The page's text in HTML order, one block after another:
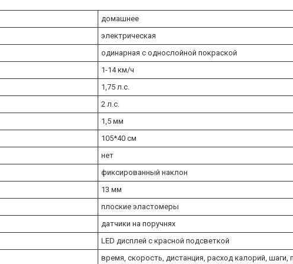
домашнее
электрическая
одинарная с однослойной покраской
1-14 км/ч
1,75 л.с.
2 л.с.
1,5 мм
105*40 см
нет
фиксированный наклон
13 мм
плоские эластомеры
датчики на поручнях
LED дисплей с красной подсветкой
время, скорость, дистанция, расход калорий, шаги,